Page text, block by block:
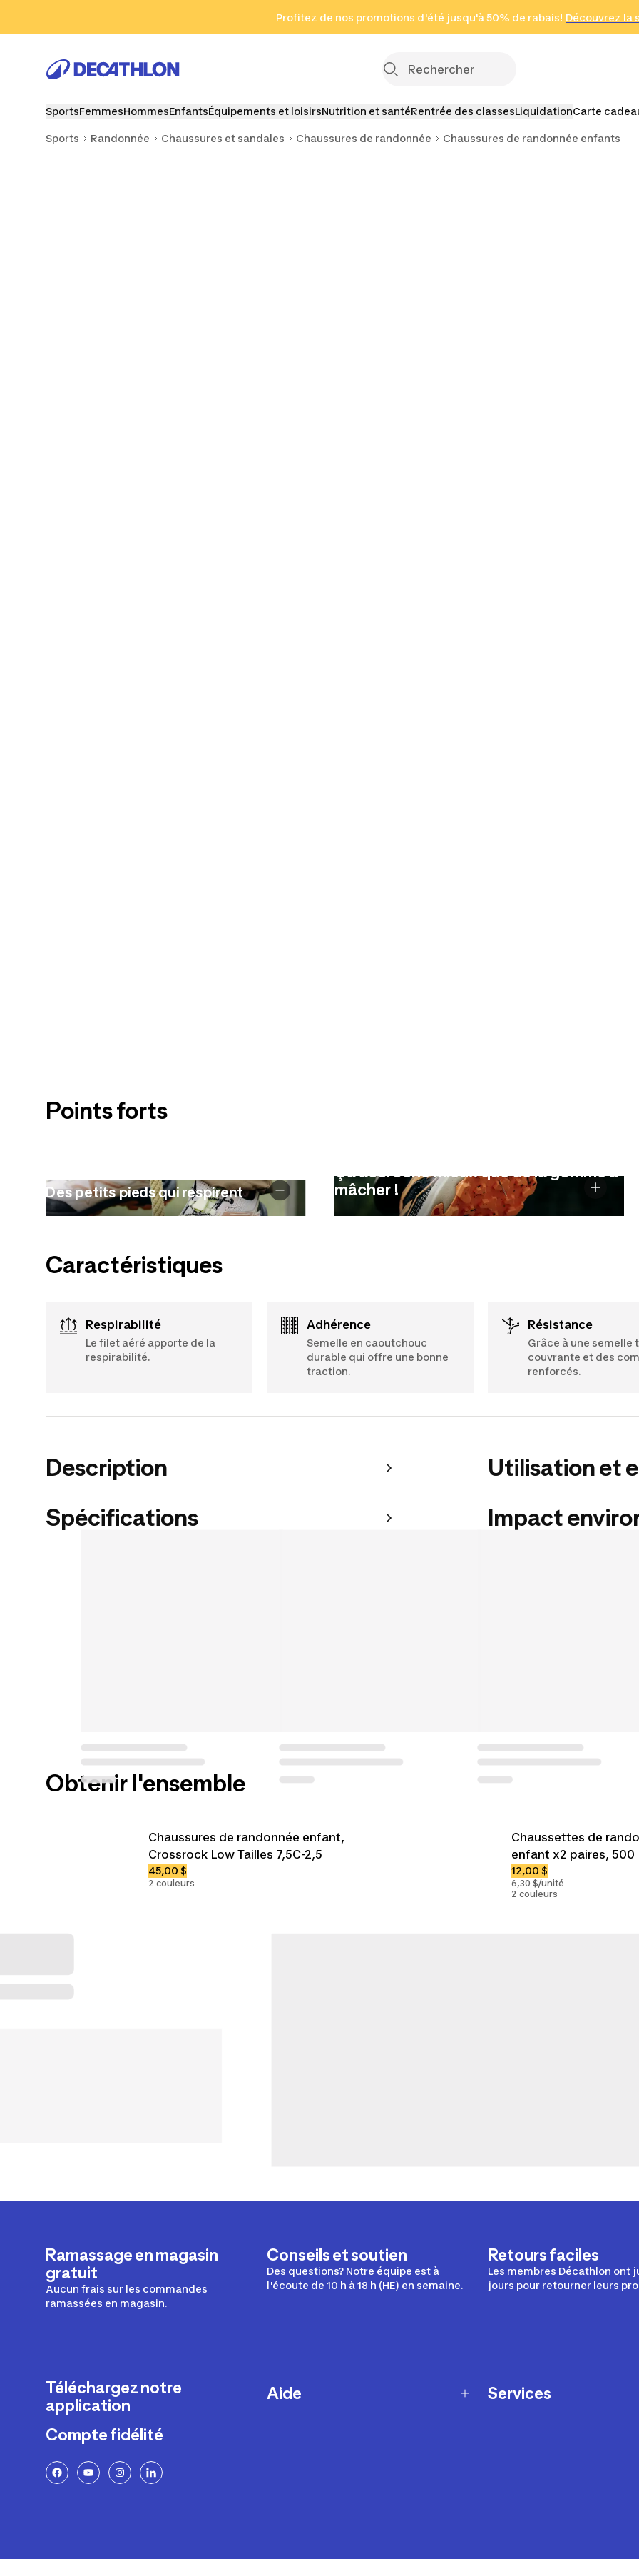
Aller au pied de page
Profitez de nos promotions d'été jusqu'à 50% de rabais! Découvrez la
Cliquez ici
en seulement 2
(Zones sélectionnées)
SportsFemmesHommesEnfantsÉquipements et loisirsNutrition et santéRentrée des classesLiquidationCarte
Sports Randonnée Chaussures et sandales Chaussures de randonnée Chaussures de randonnée enfants
Points forts
Des petits pieds qui respirent
Ça accroche mieux que de la gomme à
mâcher !
Caractéristiques
Respirabilité
Le filet aéré apporte de la
respirabilité.
Adhérence
Semelle en caoutchouc
durable qui offre une bonne
traction.
Résistance
Grâce à une semelle
couvrante et des
renforcés.
Description
Spécifications
Utilisation et
Impact
Obtenir l'ensemble
Chaussures de randonnée enfant,
Crossrock Low Tailles 7,5C-2,5
45,00 $
2 couleurs
Chaussettes de
enfant x2 paires, 500
12,00 $
6,30 $/unité
2 couleurs
Ramassage en magasin
gratuit
Aucun frais sur les commandes
ramassées en magasin.
Conseils et soutien
Des questions? Notre équipe est à
l'écoute de 10 h à 18 h (HE) en semaine.
Retours faciles
Les membres Décathlon ont
jours pour retourner leurs
Téléchargez notre
application
Compte fidélité
Aide Services